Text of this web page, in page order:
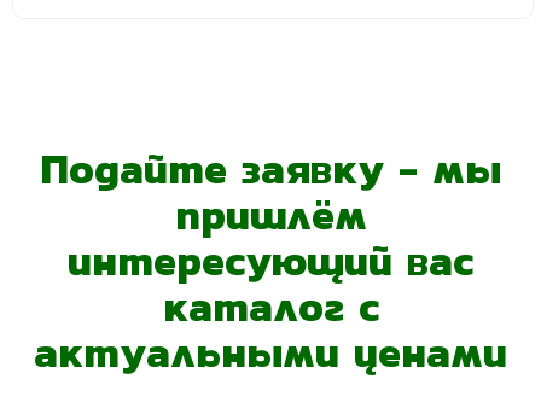
Подайте заявку - мы
пришлём
интересующий вас
каталог с
актуальными ценами